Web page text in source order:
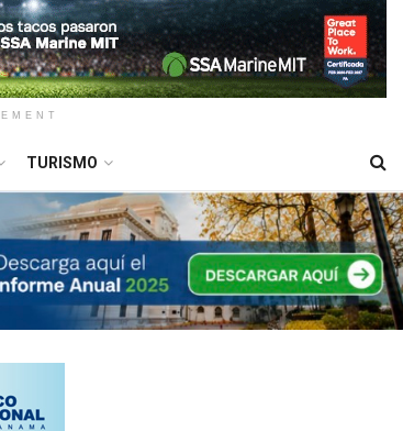
TURISMO